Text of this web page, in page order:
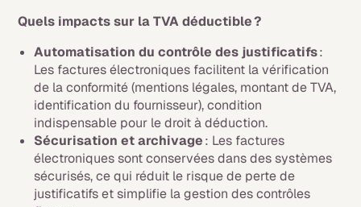
Quels impacts sur la TVA déductible ?
Automatisation du contrôle des justificatifs:
Les factures électroniques facilitent la vérification
de la conformité (mentions légales, montant de TVA,
identification du fournisseur), condition
indispensable pour le droit à déduction.
Sécurisation et archivage: Les factures
électroniques sont conservées dans des systèmes
sécurisés, ce qui réduit le risque de perte de
justificatifs et simplifie la gestion des contrôles